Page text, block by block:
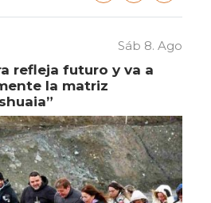
Sáb 8. Ago
refleja futuro y va a
la matriz